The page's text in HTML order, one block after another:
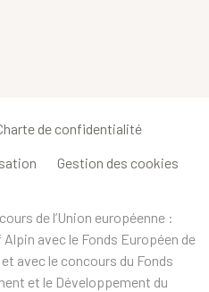
de confidentialité
Gestion des cookies
de l’Union européenne :
Alpin avec le Fonds Européen de
avec le concours du Fonds
et le Développement du